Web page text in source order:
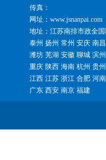
传真：
网址：www.jsnanpai.com
地址：江苏南排市政全
泰州 扬州 常州 安庆 南
潍坊 芜湖 安徽 聊城 滨
重庆 陕西 海南 杭州 贵
江西 江苏 浙江 合肥 河
广东 西安 南京 福建